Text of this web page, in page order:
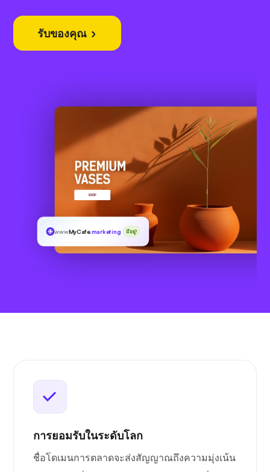
รับของคุณ
wwwMyCafe.marketing มีอยู่!
การยอมรับในระดับโลก
ชื่อโดเมนการตลาดจะส่งสัญญาณถึงความมุ่งเน้น